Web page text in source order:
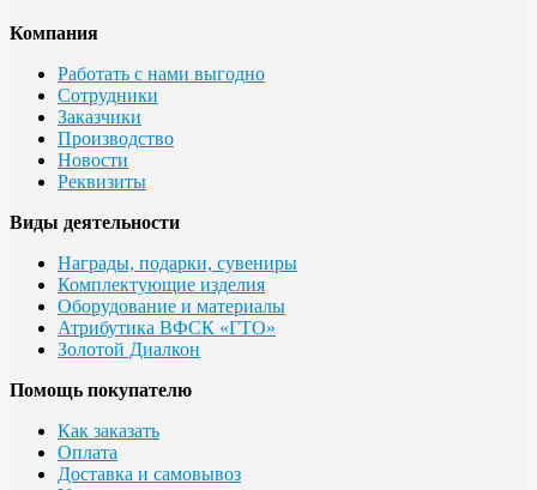
Компания
Работать с нами выгодно
Сотрудники
Заказчики
Производство
Новости
Реквизиты
Виды деятельности
Награды, подарки, сувениры
Комплектующие изделия
Оборудование и материалы
Атрибутика ВФСК «ГТО»
Золотой Диалкон
Помощь покупателю
Как заказать
Оплата
Доставка и самовывоз